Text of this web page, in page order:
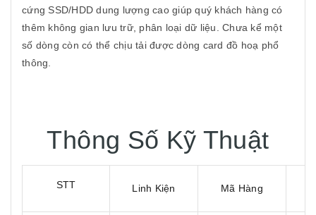
cứng SSD/HDD dung lượng cao giúp quý khách hàng có
thêm không gian lưu trữ, phân loại dữ liệu. Chưa kể một
số dòng còn có thể chịu tải được dòng card đồ hoạ phổ
thông.
Thông Số Kỹ Thuật
STT Linh Kiện Mã Hàng